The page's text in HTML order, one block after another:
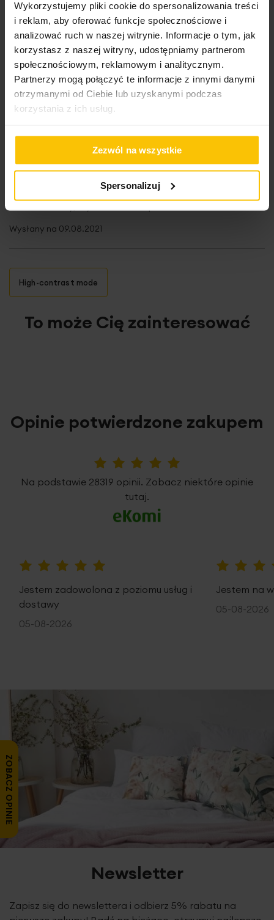
Wykorzystujemy pliki cookie do spersonalizowania treści
i reklam, aby oferować funkcje społecznościowe i
analizować ruch w naszej witrynie. Informacje o tym, jak
korzystasz z naszej witryny, udostępniamy partnerom
społecznościowym, reklamowym i analitycznym.
Partnerzy mogą połączyć te informacje z innymi danymi
otrzymanymi od Ciebie lub uzyskanymi podczas
korzystania z ich usług.
Zezwól na wszystkie
Spersonalizuj
100%
Polecam, piękny, mięciutki, lekki.
Wysłany na27.01.2023
02.10.2022
100%
Wysłany na 09.08.2021
High-contrast mode
To może Cię zainteresować
Opinie potwierdzone zakupem
Na podstawie 28319 opinii. Zobacz niektóre opinie
tutaj.
Jestem zadowolona z poziomu usług i
dostawy
05-08-2026
Jestem na
05-08-2026
Newsletter
Zapisz się do newslettera i odbierz 5% rabatu na
ZOBACZ OPINIE